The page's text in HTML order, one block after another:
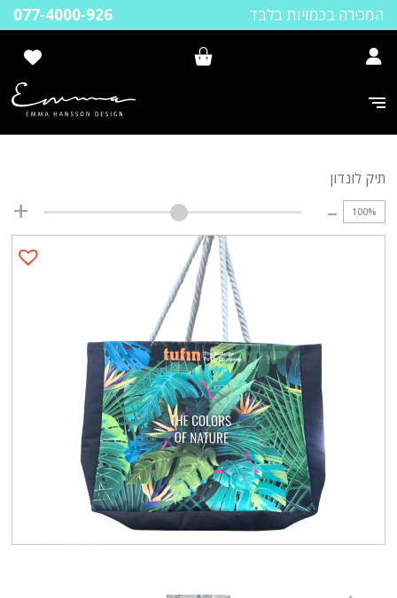
077-4000-926 המכירה בכמויות בלבד
תיק לונדון
100%